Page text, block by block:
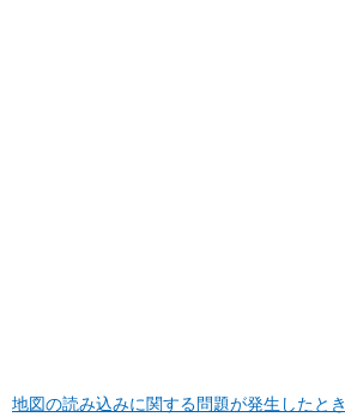
地図の読み込みに関する問題が発生したとき